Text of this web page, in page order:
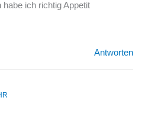
ich richtig Appetit
Antworten